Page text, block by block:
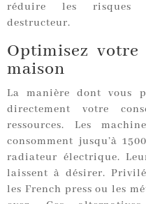
réduire les risques
destructeur.
Optimisez
maison
La manière dont vous
directement votre
ressources. Les
consomment jusqu’à
radiateur électrique.
laissent à désirer.
les French press ou les